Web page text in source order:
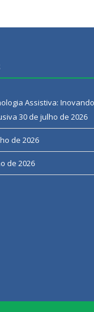
Assistiva: Inovando
30 de julho de 2026
de 2026
de 2026